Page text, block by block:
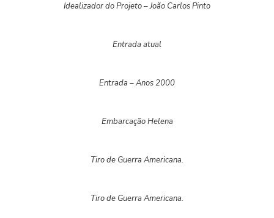
Idealizador do Projeto – João Carlos Pinto
Entrada atual
Entrada – Anos 2000
Embarcação Helena
Tiro de Guerra Americana.
Tiro de Guerra Americana.